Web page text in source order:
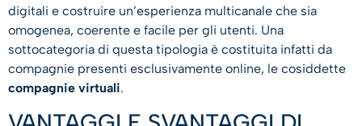
digitali e costruire un’esperienza multicanale che sia
omogenea, coerente e facile per gli utenti. Una
sottocategoria di questa tipologia è costituita infatti da
compagnie presenti esclusivamente online, le cosiddette
compagnie virtuali.